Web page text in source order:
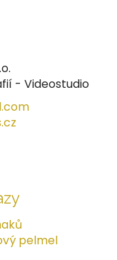
- Videostudio
pelmel